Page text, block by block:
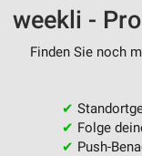
weekli -
Finden Sie noch
✔
✔ Folge
✔ Push-